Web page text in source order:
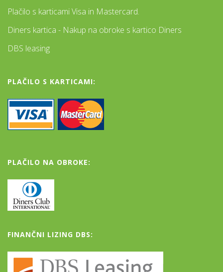
Plačilo s karticami Visa in Mastercard.
Diners kartica - Nakup na obroke s kartico Diners
DBS leasing
PLAČILO S KARTICAMI:
PLAČILO NA OBROKE:
FINANČNI LIZING DBS: